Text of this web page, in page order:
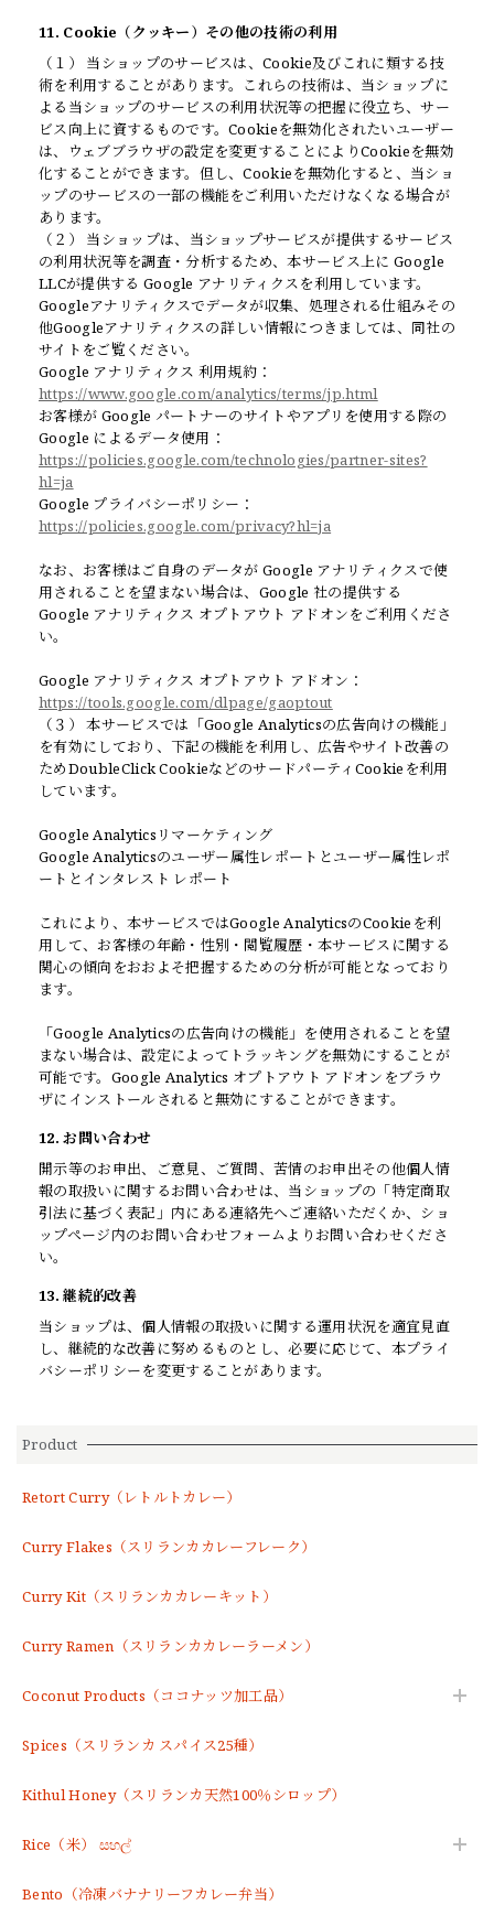
Product
Retort Curry（レトルトカレー）
Curry Flakes（スリランカカレーフレーク）
Curry Kit（スリランカカレーキット）
Curry Ramen（スリランカカレーラーメン）
Coconut Products（ココナッツ加工品）
Spices（スリランカ スパイス25種）
Kithul Honey（スリランカ天然100％シロップ）
Rice（米） සහල්
Bento（冷凍バナナリーフカレー弁当）
11. Cookie（クッキー）その他の技術の利用
（１） 当ショップのサービスは、Cookie及びこれに類する技
術を利用することがあります。これらの技術は、当ショップに
よる当ショップのサービスの利用状況等の把握に役立ち、サー
ビス向上に資するものです。Cookieを無効化されたいユーザー
は、ウェブブラウザの設定を変更することによりCookieを無効
化することができます。但し、Cookieを無効化すると、当ショ
ップのサービスの一部の機能をご利用いただけなくなる場合が
あります。
（２） 当ショップは、当ショップサービスが提供するサービス
の利用状況等を調査・分析するため、本サービス上に Google
LLCが提供する Google アナリティクスを利用しています。
Googleアナリティクスでデータが収集、処理される仕組みその
他Googleアナリティクスの詳しい情報につきましては、同社の
サイトをご覧ください。
Google アナリティクス 利用規約：
https://www.google.com/analytics/terms/jp.html
お客様が Google パートナーのサイトやアプリを使用する際の
Google によるデータ使用：
https://policies.google.com/technologies/partner-sites?
hl=ja
Google プライバシーポリシー：
https://policies.google.com/privacy?hl=ja
なお、お客様はご自身のデータが Google アナリティクスで使
用されることを望まない場合は、Google 社の提供する
Google アナリティクス オプトアウト アドオンをご利用くださ
い。
Google アナリティクス オプトアウト アドオン：
https://tools.google.com/dlpage/gaoptout
（３） 本サービスでは「Google Analyticsの広告向けの機能」
を有効にしており、下記の機能を利用し、広告やサイト改善の
ためDoubleClick CookieなどのサードパーティCookieを利用
しています。
Google Analyticsリマーケティング
Google Analyticsのユーザー属性レポートとユーザー属性レポ
ートとインタレスト レポート
これにより、本サービスではGoogle AnalyticsのCookieを利
用して、お客様の年齢・性別・閲覧履歴・本サービスに関する
関心の傾向をおおよそ把握するための分析が可能となっており
ます。
「Google Analyticsの広告向けの機能」を使用されることを望
まない場合は、設定によってトラッキングを無効にすることが
可能です。Google Analytics オプトアウト アドオンをブラウ
ザにインストールされると無効にすることができます。
12. お問い合わせ
開示等のお申出、ご意見、ご質問、苦情のお申出その他個人情
報の取扱いに関するお問い合わせは、当ショップの「特定商取
引法に基づく表記」内にある連絡先へご連絡いただくか、ショ
ップページ内のお問い合わせフォームよりお問い合わせくださ
い。
13. 継続的改善
当ショップは、個人情報の取扱いに関する運用状況を適宜見直
し、継続的な改善に努めるものとし、必要に応じて、本プライ
バシーポリシーを変更することがあります。